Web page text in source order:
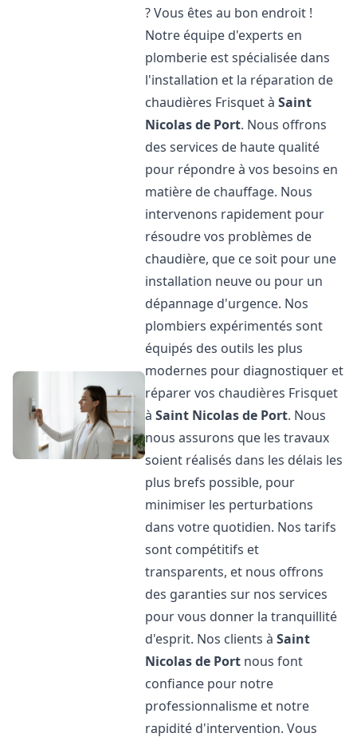
? Vous êtes au bon endroit !
Notre équipe d'experts en
plomberie est spécialisée dans
l'installation et la réparation de
chaudières Frisquet àSaint
Nicolas de Port. Nous offrons
des services de haute qualité
pour répondre à vos besoins en
matière de chauffage. Nous
intervenons rapidement pour
résoudre vos problèmes de
chaudière, que ce soit pour une
installation neuve ou pour un
dépannage d'urgence. Nos
plombiers expérimentés sont
équipés des outils les plus
modernes pour diagnostiquer et
réparer vos chaudières Frisquet
àSaint Nicolas de Port. Nous
nous assurons que les travaux
soient réalisés dans les délais les
plus brefs possible, pour
minimiser les perturbations
dans votre quotidien. Nos tarifs
sont compétitifs et
transparents, et nous offrons
des garanties sur nos services
pour vous donner la tranquillité
d'esprit. Nos clients àSaint
Nicolas de Port nous font
confiance pour notre
professionnalisme et notre
rapidité d'intervention. Vous